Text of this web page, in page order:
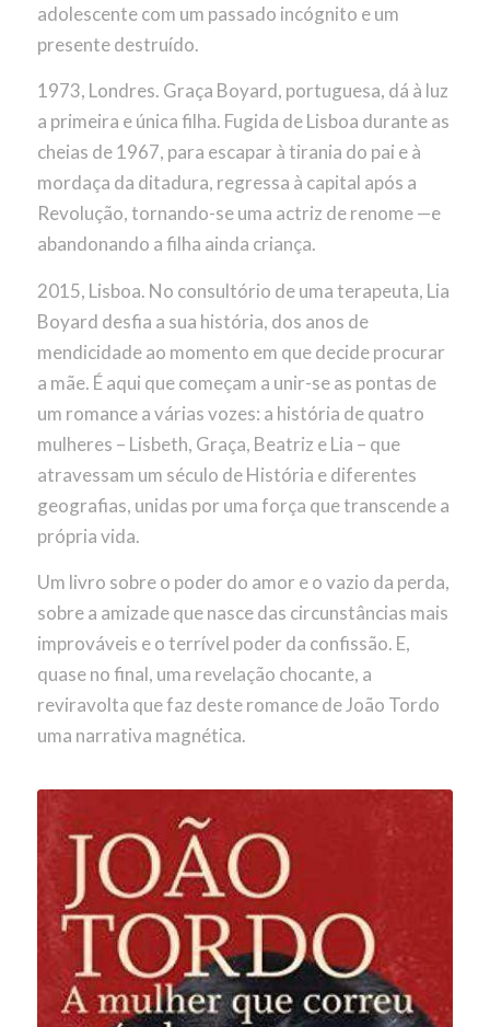
adolescente com um passado incógnito e um
presente destruído.
1973, Londres. Graça Boyard, portuguesa, dá à luz
a primeira e única filha. Fugida de Lisboa durante as
cheias de 1967, para escapar à tirania do pai e à
mordaça da ditadura, regressa à capital após a
Revolução, tornando-se uma actriz de renome —e
abandonando a filha ainda criança.
2015, Lisboa. No consultório de uma terapeuta, Lia
Boyard desfia a sua história, dos anos de
mendicidade ao momento em que decide procurar
a mãe. É aqui que começam a unir-se as pontas de
um romance a várias vozes: a história de quatro
mulheres – Lisbeth, Graça, Beatriz e Lia – que
atravessam um século de História e diferentes
geografias, unidas por uma força que transcende a
própria vida.
Um livro sobre o poder do amor e o vazio da perda,
sobre a amizade que nasce das circunstâncias mais
improváveis e o terrível poder da confissão. E,
quase no final, uma revelação chocante, a
reviravolta que faz deste romance de João Tordo
uma narrativa magnética.